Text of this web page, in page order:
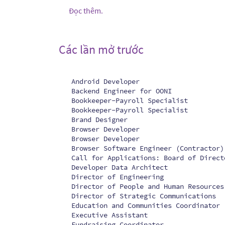
Đọc thêm.
Các lần mở trước
Android Developer
Backend Engineer for OONI
Bookkeeper-Payroll Specialist
Bookkeeper-Payroll Specialist
Brand Designer
Browser Developer
Browser Developer
Browser Software Engineer (Contractor)
Call for Applications: Board of
Developer Data Architect
Director of Engineering
Director of People and Human Resources
Director of Strategic Communications
Education and Communities Coordinator
Executive Assistant